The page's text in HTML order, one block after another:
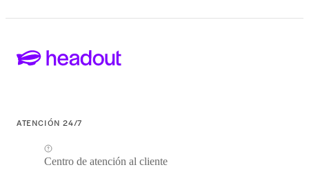
ATENCIÓN 24/7
Centro de atención al cliente